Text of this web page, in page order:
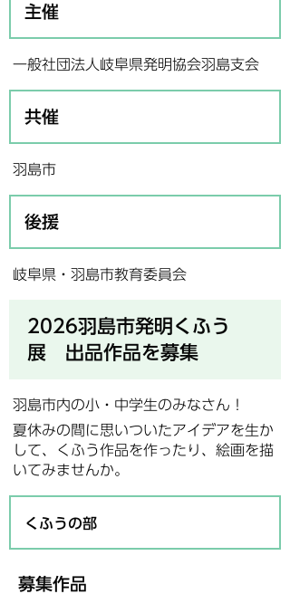
主催
一般社団法人岐阜県発明協会羽島支会
共催
羽島市
後援
岐阜県・羽島市教育委員会
2026羽島市発明くふう
展 出品作品を募集
羽島市内の小・中学生のみなさん！
夏休みの間に思いついたアイデアを生か
して、くふう作品を作ったり、絵画を描
いてみませんか。
くふうの部
募集作品